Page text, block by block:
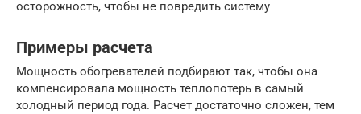
осторожность, чтобы не повредить систему
Примеры расчета
Мощность обогревателей подбирают так, чтобы она
компенсировала мощность теплопотерь в самый
холодный период года. Расчет достаточно сложен, тем